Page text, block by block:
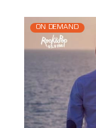
ON DEMAND